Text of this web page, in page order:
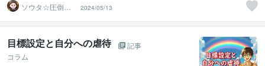
ソウタ☆圧倒的
実績のココナ ラ
のコンサル
2024/05/13
目標設定と自分への虐待
記事
コラム